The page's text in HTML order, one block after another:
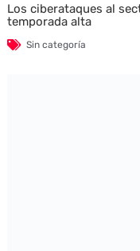
Los ciberataques al
temporada alta
Sin categoría